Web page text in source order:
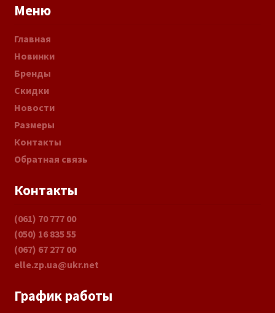
Меню
Главная
Новинки
Бренды
Скидки
Новости
Размеры
Контакты
Обратная связь
Контакты
(061) 70 777 00
(050) 16 835 55
(067) 67 277 00
elle.zp.ua@ukr.net
График работы